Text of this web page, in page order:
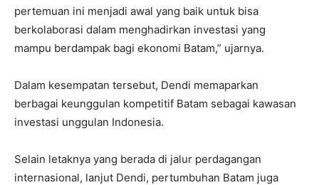
pertemuan ini menjadi awal yang baik untuk bisa
berkolaborasi dalam menghadirkan investasi yang
mampu berdampak bagi ekonomi Batam,” ujarnya.
Dalam kesempatan tersebut, Dendi memaparkan
berbagai keunggulan kompetitif Batam sebagai kawasan
investasi unggulan Indonesia.
Selain letaknya yang berada di jalur perdagangan
internasional, lanjut Dendi, pertumbuhan Batam juga